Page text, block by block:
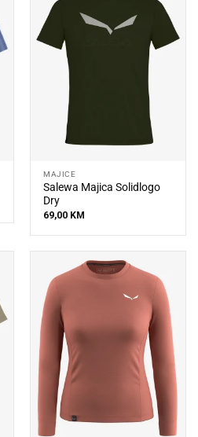
MAJICE
Salewa Majica Solidlogo
Dry
69,00 KM